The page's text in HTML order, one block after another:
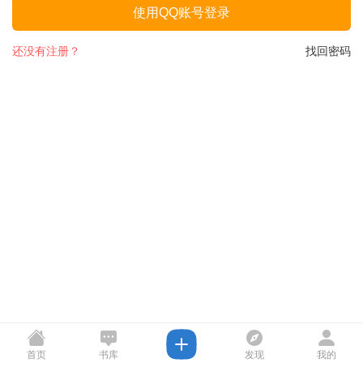
使用QQ账号登录
找回密码
还没有注册？
首页 书库 发现 我的